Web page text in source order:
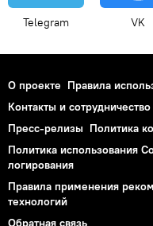
Telegram VK
О проекте Правила
Контакты и сотрудничество
Пресс-релизы Политика
Политика использования
логирования
Правила применения
технологий
Обратная связь